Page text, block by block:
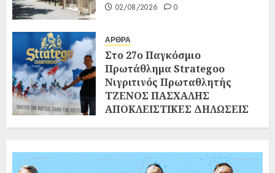
02/08/2026 0
ΑΡΘΡΑ
Στο 27ο Παγκόσμιο
Πρωτάθλημα Strategoo
Νιγριτινός Πρωταθλητής
ΤΖΕΝΟΣ ΠΑΣΧΑΛΗΣ
ΑΠΟΚΛΕΙΣΤΙΚΕΣ ΔΗΛΩΣΕΙΣ